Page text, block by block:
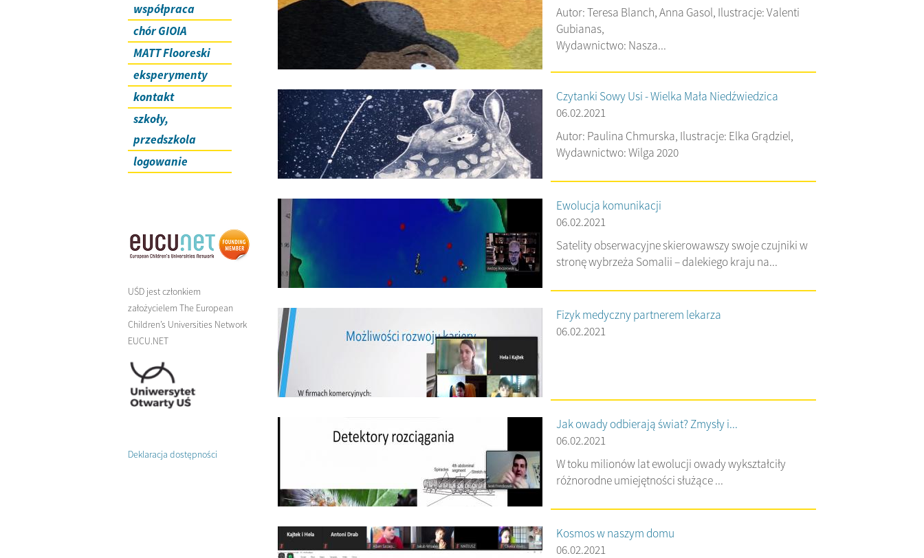
współpraca
chór GIOIA
MATT Flooreski
eksperymenty
kontakt
szkoły,
przedszkola
logowanie
UŚD jest członkiem
założycielem The European
Children’s Universities Network
EUCU.NET
Deklaracja dostępności
Autor: Teresa Blanch, Anna Gasol, Ilustracje: Valenti
Gubianas,
Wydawnictwo: Nasza...
Czytanki Sowy Usi - Wielka Mała Niedźwiedzica
06.02.2021
Autor: Paulina Chmurska, Ilustracje: Elka Grądziel,
Wydawnictwo: Wilga 2020
Ewolucja komunikacji
06.02.2021
Satelity obserwacyjne skierowawszy swoje czujniki w
stronę wybrzeża Somalii – dalekiego kraju na...
Fizyk medyczny partnerem lekarza
06.02.2021
Jak owady odbierają świat? Zmysły i...
06.02.2021
W toku milionów lat ewolucji owady wykształciły
różnorodne umiejętności służące ...
Kosmos w naszym domu
06.02.2021